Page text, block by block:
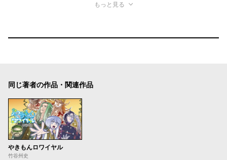
もっと見る
同じ著者の作品・関連作品
やきもんロワイヤル
竹谷州史